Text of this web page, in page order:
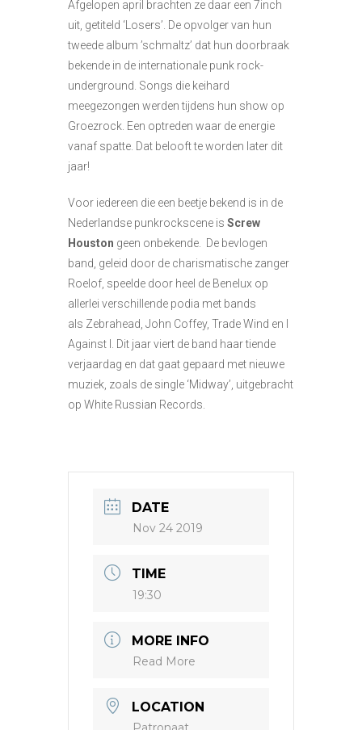
Afgelopen april brachten ze daar een 7inch
uit, getiteld ‘Losers’. De opvolger van hun
tweede album ’schmaltz’ dat hun doorbraak
bekende in de internationale punk rock-
underground. Songs die keihard
meegezongen werden tijdens hun show op
Groezrock. Een optreden waar de energie
vanaf spatte. Dat belooft te worden later dit
jaar!
Voor iedereen die een beetje bekend is in de
Nederlandse punkrockscene is Screw
Houston geen onbekende. De bevlogen
band, geleid door de charismatische zanger
Roelof, speelde door heel de Benelux op
allerlei verschillende podia met bands
als Zebrahead, John Coffey, Trade Wind en I
Against I. Dit jaar viert de band haar tiende
verjaardag en dat gaat gepaard met nieuwe
muziek, zoals de single ‘Midway’, uitgebracht
op White Russian Records.
DATE
Nov 24 2019
TIME
19:30
MORE INFO
Read More
LOCATION